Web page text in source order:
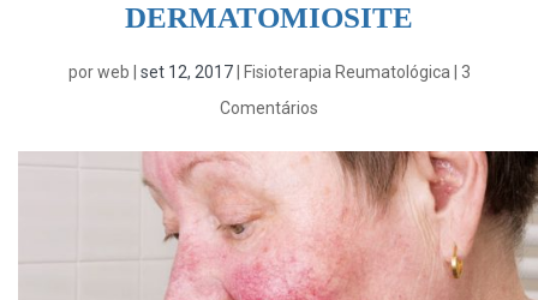
DERMATOMIOSITE
porweb set 12, 2017| Fisioterapia Reumatológica| 3
Comentários